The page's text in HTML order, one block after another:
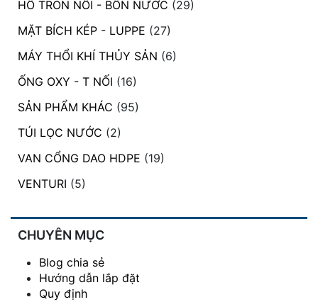
HỒ TRÒN NỔI - BỒN NƯỚC (29)
MẶT BÍCH KÉP - LUPPE (27)
MÁY THỔI KHÍ THỦY SẢN (6)
ỐNG OXY - T NỐI (16)
SẢN PHẨM KHÁC (95)
TÚI LỌC NƯỚC (2)
VAN CỔNG DAO HDPE (19)
VENTURI (5)
CHUYÊN MỤC
Blog chia sẻ
Hướng dẫn lắp đặt
Quy định